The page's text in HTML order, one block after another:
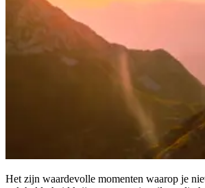
Het zijn waardevolle momenten waarop je